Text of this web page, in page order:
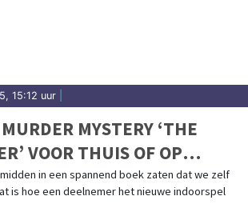
15:12 uur
MYSTERY ‘THE
VOOR THUIS OF OP
in een spannend boek zaten dat we zelf
is hoe een deelnemer het nieuwe indoorspel